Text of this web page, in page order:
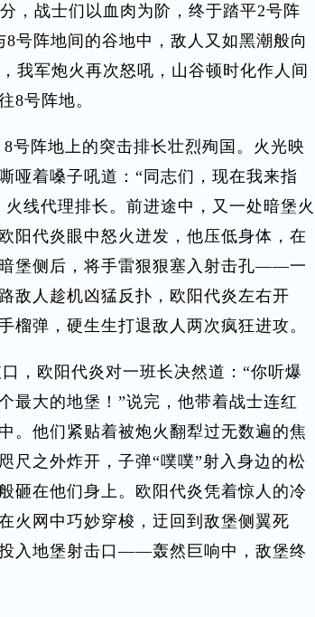
，战士们以血肉为阶，终于踏平2号阵
号阵地间的谷地中，敌人又如黑潮般向
我军炮火再次怒吼，山谷顿时化作人间
8号阵地。
阵地上的突击排长壮烈殉国。火光映
哑着嗓子吼道：“同志们，现在我来指
线代理排长。前进途中，又一处暗堡火
阳代炎眼中怒火迸发，他压低身体，在
堡侧后，将手雷狠狠塞入射击孔——一
敌人趁机凶猛反扑，欧阳代炎左右开
榴弹，硬生生打退敌人两次疯狂进攻。
，欧阳代炎对一班长决然道：“你听爆
最大的地堡！”说完，他带着战士连红
。他们紧贴着被炮火翻犁过无数遍的焦
尺之外炸开，子弹“噗噗”射入身边的松
砸在他们身上。欧阳代炎凭着惊人的冷
火网中巧妙穿梭，迂回到敌堡侧翼死
入地堡射击口——轰然巨响中，敌堡终